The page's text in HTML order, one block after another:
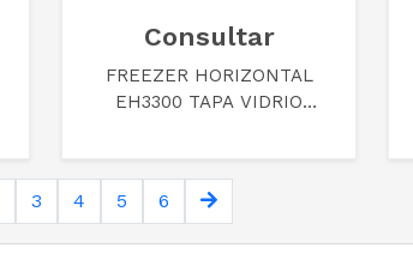
Consultar
FREEZER HORIZONTAL
EH3300 TAPA VIDRIO
3 4 5 6